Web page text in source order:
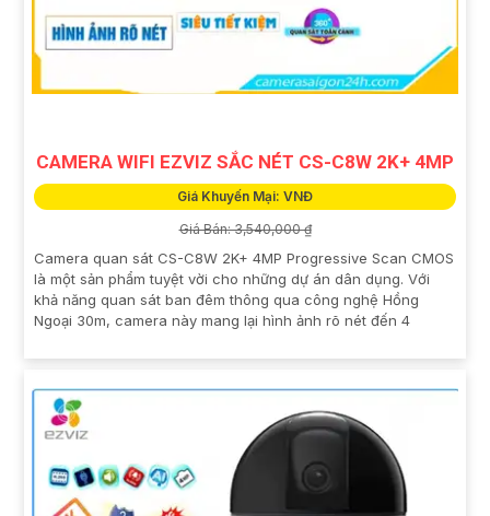
CAMERA WIFI EZVIZ SẮC NÉT CS-C8W 2K+ 4MP
Giá Khuyến Mại: VNĐ
Giá Bán: 3,540,000 ₫
Camera quan sát CS-C8W 2K+ 4MP Progressive Scan CMOS
là một sản phẩm tuyệt vời cho những dự án dân dụng. Với
khả năng quan sát ban đêm thông qua công nghệ Hồng
Ngoại 30m, camera này mang lại hình ảnh rõ nét đến 4